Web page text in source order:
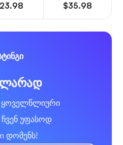
$35.98
ყოველწლიური
ჩვენ უფასოდ
დომენს!